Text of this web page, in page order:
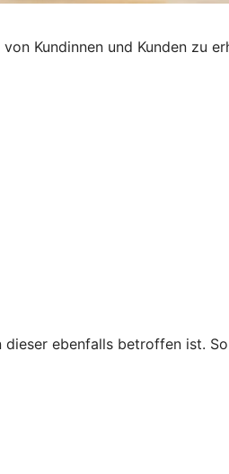
Kundinnen und Kunden zu
ebenfalls betroffen ist.